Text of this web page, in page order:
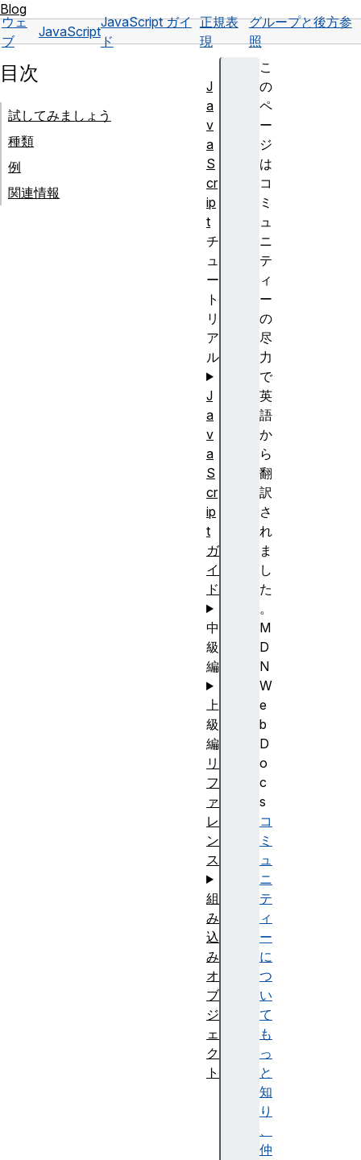
Blog
ウェ
ブ
JavaScript
JavaScript ガイ
ド
正規表
現
グループと後方参
照
こ
の
ペ
ー
ジ
は
コ
ミ
ュ
ニ
テ
ィ
ー
の
尽
力
で
英
語
か
ら
翻
訳
さ
れ
ま
し
た
。
M
D
N
W
e
b
D
o
c
s
コ
ミ
ュ
ニ
テ
ィ
ー
に
つ
い
て
も
っ
と
知
り
、
仲
目次
試してみましょう
種類
例
関連情報
J
a
v
a
S
cr
ip
t
チ
ュ
ー
ト
リ
ア
ル
J
a
v
a
S
cr
ip
t
ガ
イ
ド
中
級
編
上
級
編
リ
フ
ァ
レ
ン
ス
組
み
込
み
オ
ブ
ジ
ェ
ク
ト